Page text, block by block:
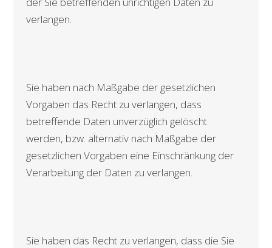
verlangen.
Sie haben nach Maßgabe der gesetzlichen
Vorgaben das Recht zu verlangen, dass
betreffende Daten unverzüglich gelöscht
werden, bzw. alternativ nach Maßgabe der
gesetzlichen Vorgaben eine Einschränkung der
Verarbeitung der Daten zu verlangen.
Sie haben das Recht zu verlangen, dass die Sie